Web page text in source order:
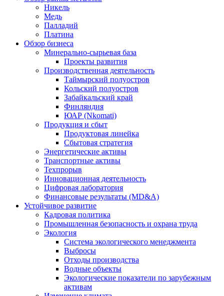
Никель
Медь
Палладий
Платина
Обзор бизнеса
Минерально-сырьевая база
Проекты развития
Производственная деятельность
Таймырский полуостров
Кольский полуостров
Забайкальский край
Финляндия
ЮАР (Nkomati)
Продукция и сбыт
Продуктовая линейка
Сбытовая стратегия
Энергетические активы
Транспортные активы
Техпрорыв
Инновационная деятельность
Цифровая лаборатория
Финансовые результаты (MD&A)
Устойчивое развитие
Кадровая политика
Промышленная безопасность и охрана труда
Экология
Система экологического менеджмента
Выбросы
Отходы производства
Водные объекты
Экологические показатели по зарубежным
активам